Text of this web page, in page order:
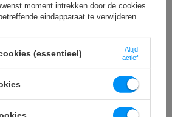
specificaties
moment intrekken door de cookies
eindapparaat te verwijderen.
(essentieel)
Altijd
actief